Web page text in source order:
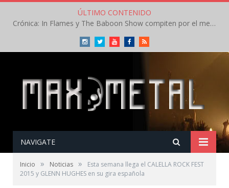
ÚLTIMO CONTENIDO
Crónica: In Flames y The Baboon Show compiten por el mejor concierto del día en el Leyendas del Rock – Viernes – Agosto 2026
InstagramTwitterYoutubeFacebookRSS
NAVIGATE
Inicio » Noticias »
Esta semana llega el CALELLA ROCK FEST
2015 y GLENN HUGHES en su gira española